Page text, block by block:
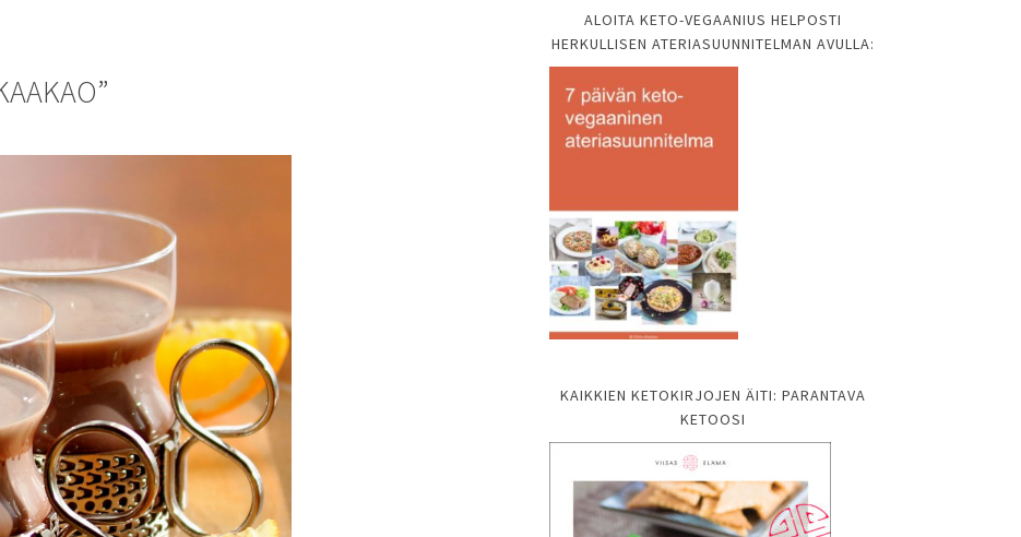
ALOITA KETO-VEGAANIUS HELPOSTI
HERKULLISEN ATERIASUUNNITELMAN AVULLA:
KAIKKIEN KETOKIRJOJEN ÄITI: PARANTAVA
KETOOSI